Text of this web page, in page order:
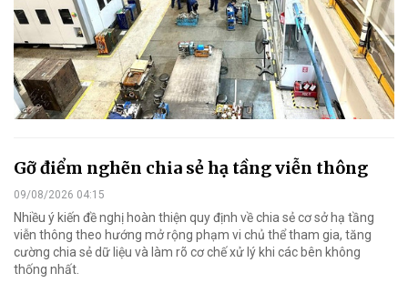
Gỡ điểm nghẽn chia sẻ hạ tầng viễn thông
09/08/2026 04:15
Nhiều ý kiến đề nghị hoàn thiện quy định về chia sẻ cơ sở hạ tầng
viễn thông theo hướng mở rộng phạm vi chủ thể tham gia, tăng
cường chia sẻ dữ liệu và làm rõ cơ chế xử lý khi các bên không
thống nhất.